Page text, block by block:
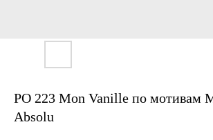
PO 223 Mon Vanille по мотивам
Absolu